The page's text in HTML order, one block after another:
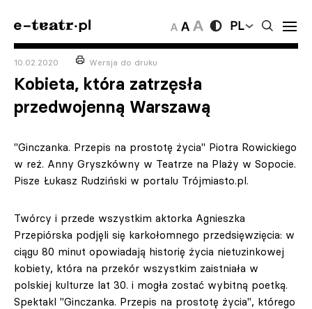
PL
10.02.2020 Wersja do druku
Kobieta, która zatrzęsła
przedwojenną Warszawą
"Ginczanka. Przepis na prostotę życia" Piotra Rowickiego
w reż. Anny Gryszkówny w Teatrze na Plaży w Sopocie.
Pisze Łukasz Rudziński w portalu Trójmiasto.pl.
Twórcy i przede wszystkim aktorka Agnieszka
Przepiórska podjęli się karkołomnego przedsięwzięcia: w
ciągu 80 minut opowiadają historię życia nietuzinkowej
kobiety, która na przekór wszystkim zaistniała w
polskiej kulturze lat 30. i mogła zostać wybitną poetką.
Spektakl "Ginczanka. Przepis na prostotę życia", którego